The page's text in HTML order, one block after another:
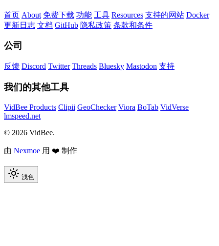
首页 About 免费下载 功能 工具 Resources 支持的网站 Docker
更新日志 文档 GitHub 隐私政策 条款和条件
公司
反馈 Discord Twitter Threads Bluesky Mastodon 支持
我们的其他工具
VidBee Products Clipii GeoChecker Viora BoTab VidVerse
lmspeed.net
© 2026 VidBee.
由 Nexmoe 用 ❤️ 制作
浅色